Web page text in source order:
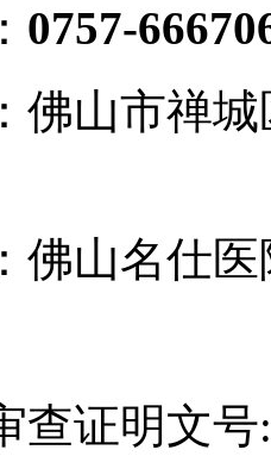
0757-
佛山市禅
佛山名仕
查证明文